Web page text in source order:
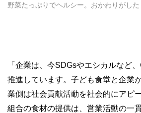
野菜たっぷりでヘルシー。おかわりがし
「企業は、今SDGsやエシカルなど、
推進しています。子ども食堂と企業
業側は社会貢献活動を社会的にアピ
組合の食材の提供は、営業活動の一